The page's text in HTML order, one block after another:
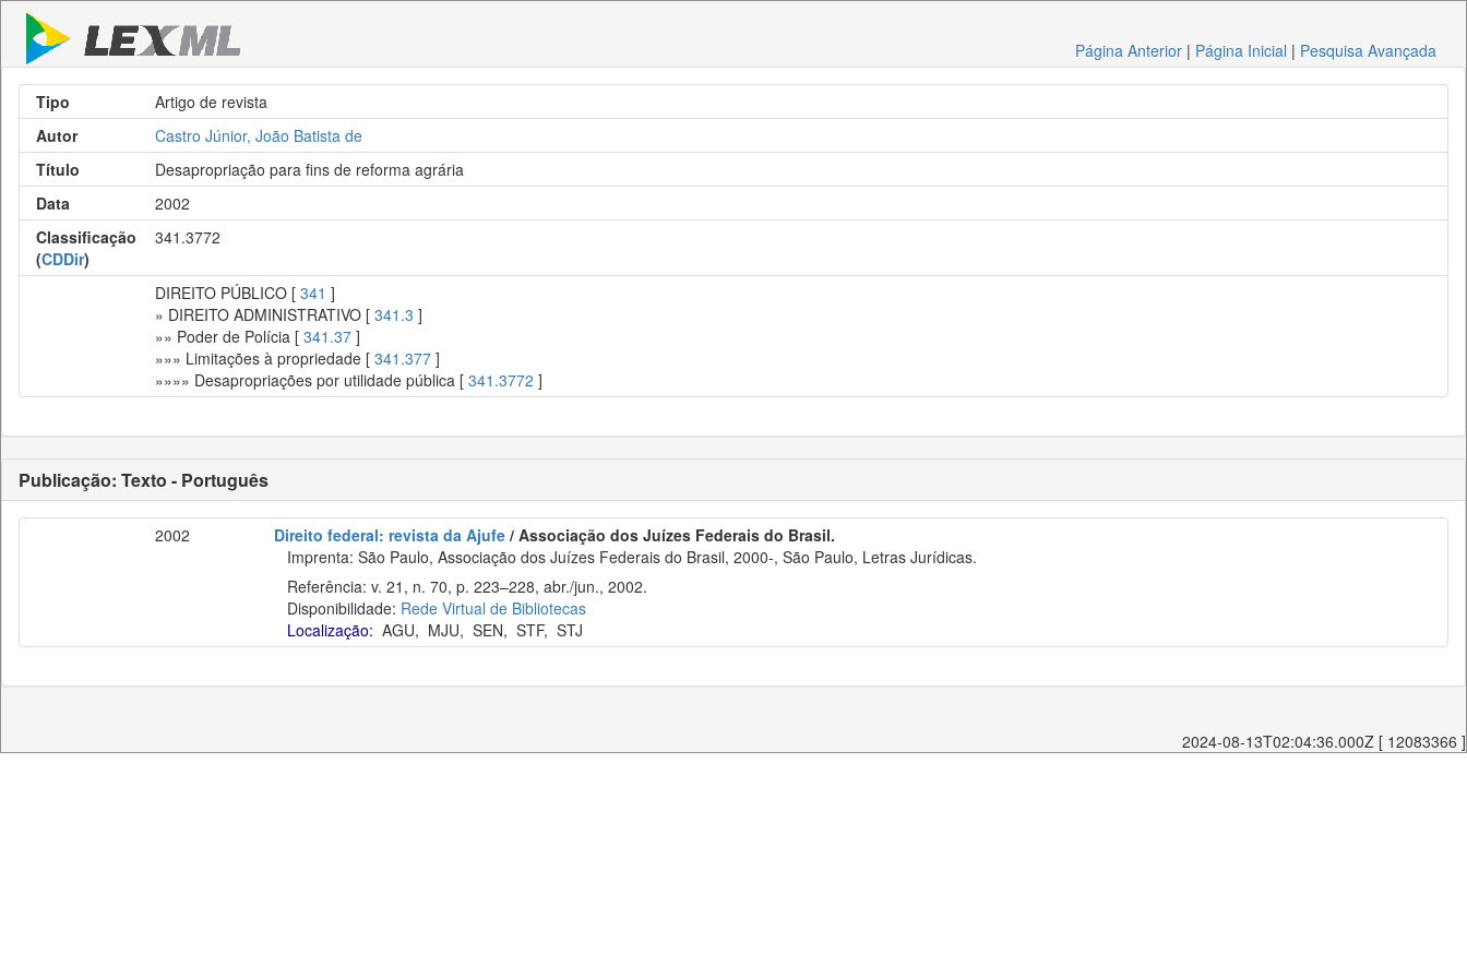
Página Anterior | Página Inicial | Pesquisa Avançada
Tipo
Artigo de revista
Autor
Castro Júnior, João Batista de
Título
Desapropriação para fins de reforma agrária
Data
2002
Classificação
(CDDir)
341.3772
DIREITO PÚBLICO [ 341 ]
» DIREITO ADMINISTRATIVO [ 341.3 ]
»» Poder de Polícia [ 341.37 ]
»»» Limitações à propriedade [ 341.377 ]
»»»» Desapropriações por utilidade pública [ 341.3772 ]
Publicação: Texto - Português
2002 Direito federal: revista da Ajufe / Associação dos Juízes Federais do Brasil.
Imprenta: São Paulo, Associação dos Juízes Federais do Brasil, 2000-, São Paulo, Letras Jurídicas.
Referência: v. 21, n. 70, p. 223–228, abr./jun., 2002.
Disponibilidade: Rede Virtual de Bibliotecas
Localização: AGU, MJU, SEN, STF, STJ
2024-08-13T02:04:36.000Z [ 12083366 ]